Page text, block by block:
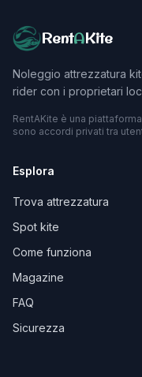
RentAKite
Noleggio attrezzatura
rider con i proprietari
RentAKite è una
sono accordi privati tra
Esplora
Trova attrezzatura
Spot kite
Come funziona
Magazine
FAQ
Sicurezza